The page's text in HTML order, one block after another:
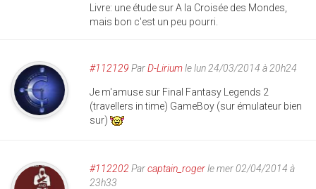
Livre: une étude sur A la Croisée des Mondes,
mais bon c'est un peu pourri.
#112129 ParD-Liriumle lun 24/03/2014 à 20h24
Je m'amuse sur Final Fantasy Legends 2
(travellers in time) GameBoy (sur émulateur bien
sur)
#112202 Parcaptain_rogerle mer 02/04/2014 à
23h33